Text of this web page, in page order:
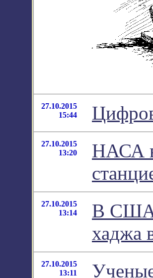
27.10.2015
15:44
27.10.2015
13:20
НАСА
27.10.2015
13:14
В США
хаджа
27.10.2015
13:11